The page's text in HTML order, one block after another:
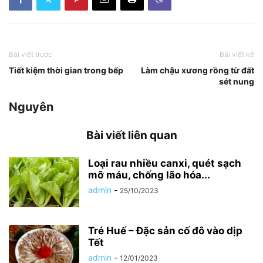
Bài viết trước
Tiết kiệm thời gian trong bếp
Bài viết kế
Làm chậu xương rồng từ đất
sét nung
Nguyên
Bài viết liên quan
Loại rau nhiều canxi, quét sạch
mỡ máu, chống lão hóa...
admin - 25/10/2023
Tré Huế – Đặc sản cố đô vào dịp
Tết
admin - 12/01/2023